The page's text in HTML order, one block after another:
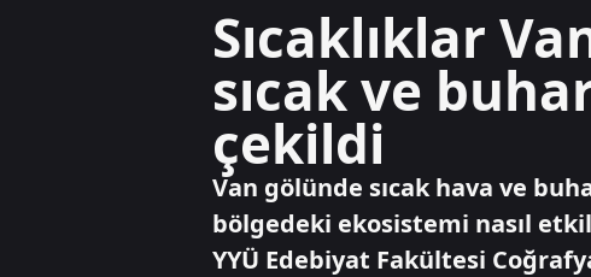
Sıcaklıklar
sıcak ve
çekildi
Van gölünde sıcak hava ve
bölgedeki ekosistemi nasıl
YYÜ Edebiyat Fakültesi